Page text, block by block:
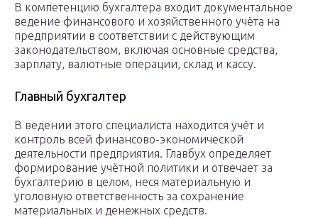
В компетенцию бухгалтера входит документальное
ведение финансового и хозяйственного учёта на
предприятии в соответствии с действующим
законодательством, включая основные средства,
зарплату, валютные операции, склад и кассу.
Главный бухгалтер
В ведении этого специалиста находится учёт и
контроль всей финансово-экономической
деятельности предприятия. Главбух определяет
формирование учётной политики и отвечает за
бухгалтерию в целом, неся материальную и
уголовную ответственность за сохранение
материальных и денежных средств.